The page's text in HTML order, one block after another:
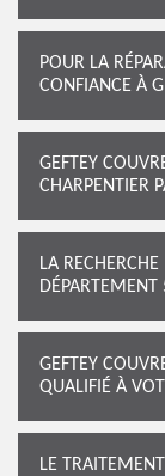
POUR LA
CONFIANCE À
GEFTEY
CHARPENTIER
LA
GEFTEY
QUALIFIÉ À
LE